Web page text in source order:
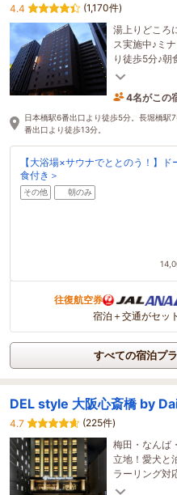
4.4
(1,170件)
湯上りどころ
ス実施中♪ミ
り徒歩5分♪朝
に「海鮮丼」
4名がこの
1時間前に
日本橋駅6番出口より徒歩5分。長堀橋駅
番出口より徒歩13分。
【大浴場×サウナでととのう！】
食付き＞
その他 朝のみ
往復航空券
宿泊＋交通がセッ
すべての宿泊プ
DEL style 大阪心斎橋 by
4.7
(225件)
梅田・なんば
立地！愛犬と
ラーリング対
「